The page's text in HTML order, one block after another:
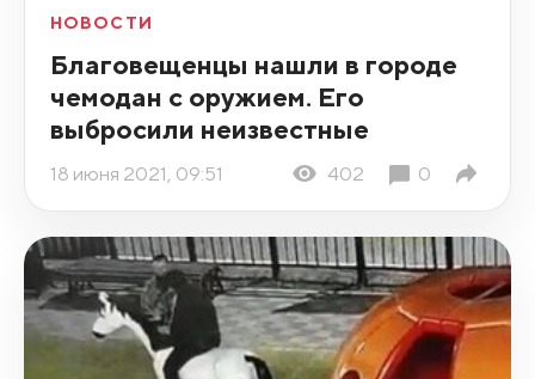
НОВОСТИ
Благовещенцы нашли в городе
чемодан с оружием. Его
выбросили неизвестные
18 июня 2021, 09:51 402 0